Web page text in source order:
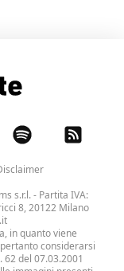
s.r.l.- Partita IVA:
8, 20122 Milano
in quanto viene
considerarsi
del 07.03.2001